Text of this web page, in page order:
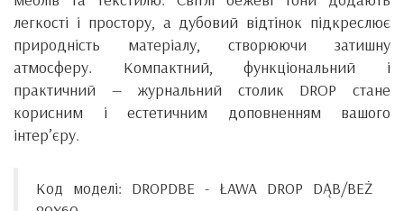
легкості і простору, а дубовий відтінок підкреслює
природність матеріалу, створюючи затишну
атмосферу. Компактний, функціональний і
практичний — журнальний столик DROP стане
корисним і естетичним доповненням вашого
інтер’єру.
Код моделі: DROPDBE - ŁAWA DROP DĄB/BEŻ